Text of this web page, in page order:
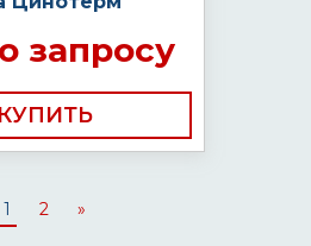
запросу
КУПИТЬ
1 2 »